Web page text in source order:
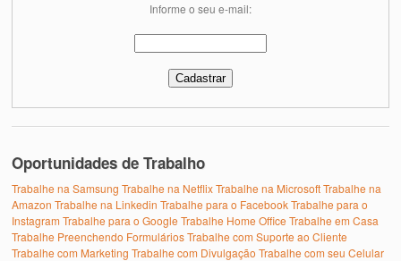
Informe o seu e-mail:
Oportunidades de Trabalho
Trabalhe na Samsung Trabalhe na NetflixTrabalhe na MicrosoftTrabalhe na
Amazon Trabalhe na Linkedin Trabalhe para o FacebookTrabalhe para o
Instagram Trabalhe para o Google Trabalhe Home Office Trabalhe em Casa
Trabalhe Preenchendo FormuláriosTrabalhe com Suporte ao Cliente
Trabalhe com Marketing Trabalhe com Divulgação Trabalhe com seu Celular